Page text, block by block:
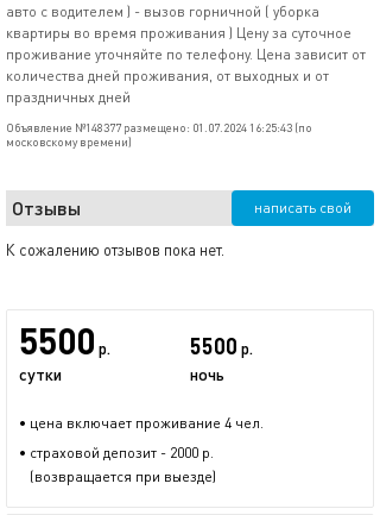
авто с водителем ) - вызов горничной ( уборка
квартиры во время проживания ) Цену за суточное
проживание уточняйте по телефону. Цена зависит от
количества дней проживания, от выходных и от
праздничных дней
Объявление №148377 размещено: 01.07.2024 16:25:43 (по
московскому времени)
Отзывы написать свой
К сожалению отзывов пока нет.
5500 р.
сутки
5500 р.
ночь
• цена включает проживание 4 чел.
• страховой депозит - 2000 р.
(возвращается при выезде)